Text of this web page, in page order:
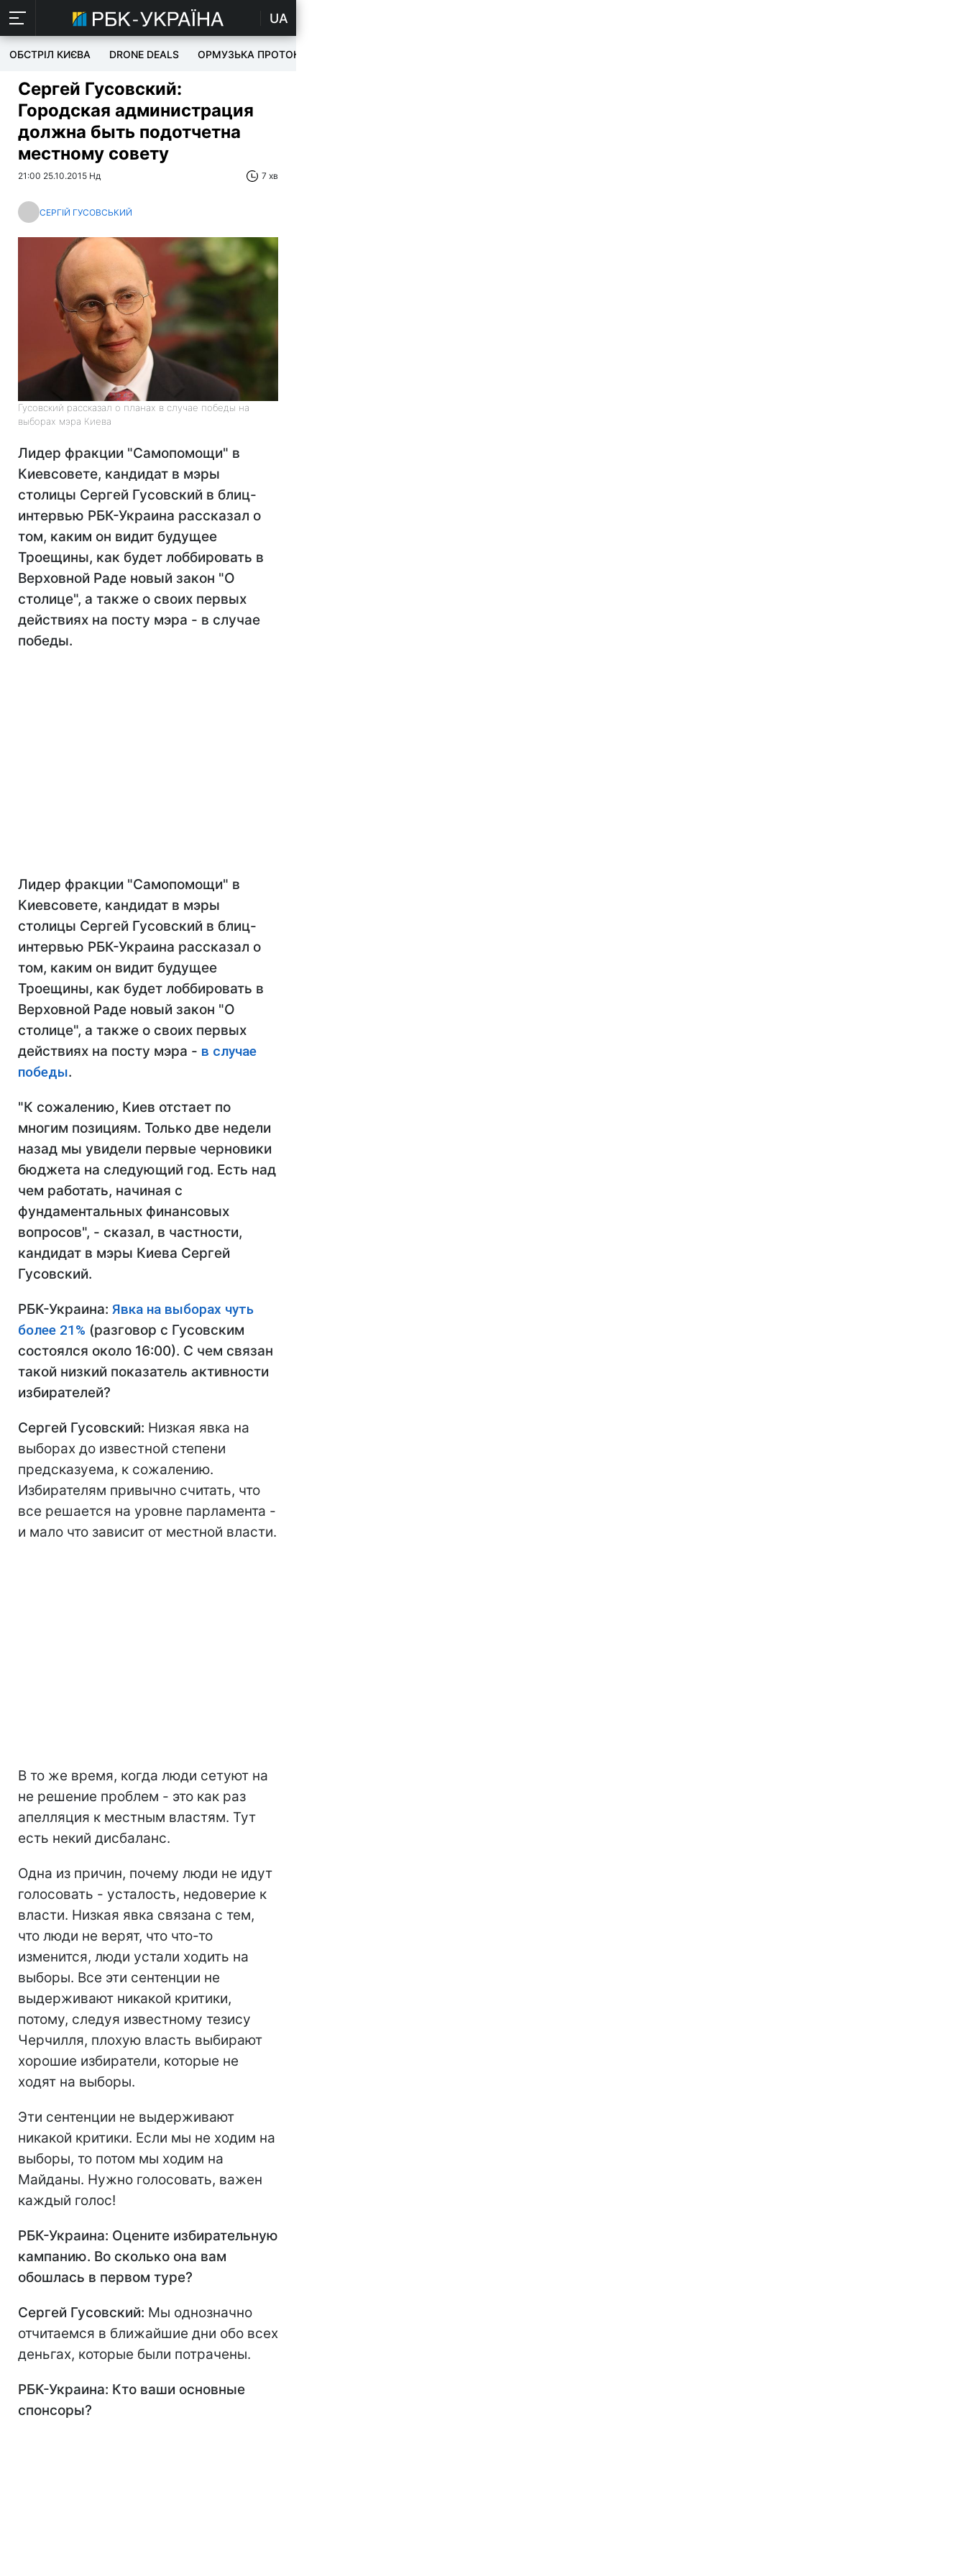
UA
ОБСТРІЛ КИЄВА DRONE DEALS ОРМУЗЬКА ПРОТОКА
Сергей Гусовский:
Городская администрация
должна быть подотчетна
местному совету
21:00 25.10.2015 Нд 7 хв
СЕРГІЙ ГУСОВСЬКИЙ
Гусовский рассказал о планах в случае победы на
выборах мэра Киева
Лидер фракции "Самопомощи" в
Киевсовете, кандидат в мэры
столицы Сергей Гусовский в блиц-
интервью РБК-Украина рассказал о
том, каким он видит будущее
Троещины, как будет лоббировать в
Верховной Раде новый закон "О
столице", а также о своих первых
действиях на посту мэра - в случае
победы.
Лидер фракции "Самопомощи" в
Киевсовете, кандидат в мэры
столицы Сергей Гусовский в блиц-
интервью РБК-Украина рассказал о
том, каким он видит будущее
Троещины, как будет лоббировать в
Верховной Раде новый закон "О
столице", а также о своих первых
действиях на посту мэра - в случае
победы.
"К сожалению, Киев отстает по
многим позициям. Только две недели
назад мы увидели первые черновики
бюджета на следующий год. Есть над
чем работать, начиная с
фундаментальных финансовых
вопросов", - сказал, в частности,
кандидат в мэры Киева Сергей
Гусовский.
РБК-Украина: Явка на выборах чуть
более 21% (разговор с Гусовским
состоялся около 16:00). С чем связан
такой низкий показатель активности
избирателей?
Сергей Гусовский: Низкая явка на
выборах до известной степени
предсказуема, к сожалению.
Избирателям привычно считать, что
все решается на уровне парламента -
и мало что зависит от местной власти.
В то же время, когда люди сетуют на
не решение проблем - это как раз
апелляция к местным властям. Тут
есть некий дисбаланс.
Одна из причин, почему люди не идут
голосовать - усталость, недоверие к
власти. Низкая явка связана с тем,
что люди не верят, что что-то
изменится, люди устали ходить на
выборы. Все эти сентенции не
выдерживают никакой критики,
потому, следуя известному тезису
Черчилля, плохую власть выбирают
хорошие избиратели, которые не
ходят на выборы.
Эти сентенции не выдерживают
никакой критики. Если мы не ходим на
выборы, то потом мы ходим на
Майданы. Нужно голосовать, важен
каждый голос!
РБК-Украина: Оцените избирательную
кампанию. Во сколько она вам
обошлась в первом туре?
Сергей Гусовский: Мы однозначно
отчитаемся в ближайшие дни обо всех
деньгах, которые были потрачены.
РБК-Украина: Кто ваши основные
спонсоры?